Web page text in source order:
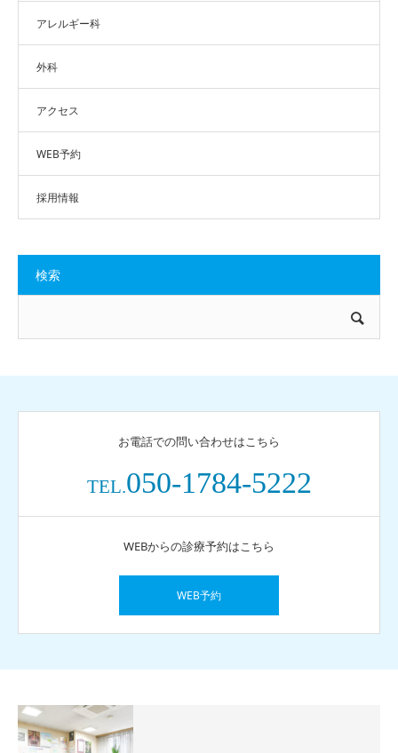
アレルギー科
外科
アクセス
WEB予約
採用情報
検索
お電話での問い合わせはこちら
TEL.050-1784-5222
WEBからの診療予約はこちら
WEB予約